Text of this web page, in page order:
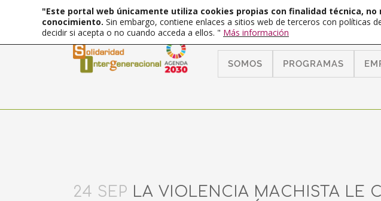
SOMOS PROGRAMAS
24 SEP LA VIOLENCIA MACHISTA LE
"Este portal web únicamente utiliza cookies propias con finalidad técnica,
conocimiento. Sin embargo, contiene enlaces a sitios web de terceros con políticas
decidir si acepta o no cuando acceda a ellos. " Más información